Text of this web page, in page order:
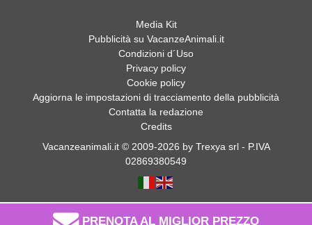
Media Kit
Pubblicità su VacanzeAnimali.it
Condizioni d´Uso
Privacy policy
Cookie policy
Aggiorna le impostazioni di tracciamento della pubblicità
Contatta la redazione
Credits
Vacanzeanimali.it © 2009-2026 by Trexya srl - P.IVA
02869380549
PRENOTA AL MIGLIOR PREZZO